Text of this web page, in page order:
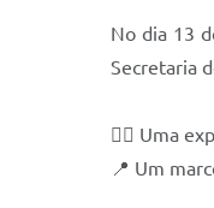
No dia 13
Secretaria
🧘‍♀️ Uma
📍 Um